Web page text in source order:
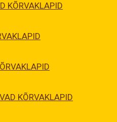
KÕRVAKLAPID
KÕRVAKLAPID